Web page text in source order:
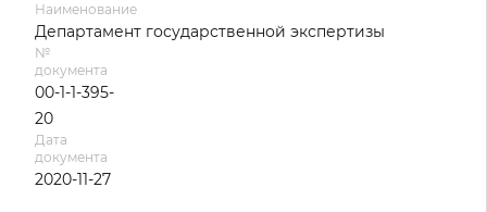
Наименование
Департамент государственной экспертизы
№
документа
00-1-1-395-
20
Дата
документа
2020-11-27